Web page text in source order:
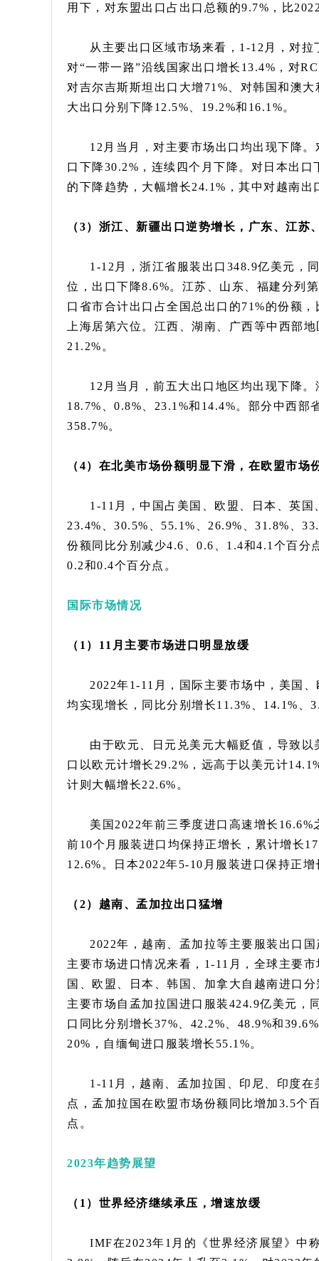
用下，对东盟出口占出口总额的9.7%，比
从主要出口区域市场来看，1-12月，对
对“一带一路”沿线国家出口增长13.4%，对
对吉尔吉斯斯坦出口大增71%、对韩国和澳
大出口分别下降12.5%、19.2%和16.1%。
12月当月，对主要市场出口均出现下降
口下降30.2%，连续四个月下降。对日本出
的下降趋势，大幅增长24.1%，其中对越南出
（3）浙江、新疆出口逆势增长， 广东、江苏
1-12月，浙江省服装出口348.9亿美元，
位，出口下降8.6%。江苏、山东、福建分列
口省市合计出口占全国总出口的71%的份额
上海居第六位。江西、湖南、广西等中西部
21.2%。
12月当月，前五大出口地区均出现下降
18.7%、0.8%、23.1%和14.4%。部分中西
358.7%。
（4）在北美市场份额明显下滑， 在欧盟市场
1-11月，中国占美国、欧盟、日本、英
23.4%、30.5%、55.1%、26.9%、31.8%、
份额同比分别减少4.6、0.6、1.4和4.1个百分
0.2和0.4个百分点。
国际市场情况
（1）11月主要市场进口明显放缓
2022年1-11月，国际主要市场中，美国
均实现增长，同比分别增长11.3%、14.1%、
由于欧元、日元兑美元大幅贬值，导致
口以欧元计增长29.2%，远高于以美元计
计则大幅增长22.6%。
美国2022年前三季度进口高速增长
前10个月服装进口均保持正增长，累计增长
12.6%。日本2022年5-10月服装进口保持正
（2）越南、孟加拉出口猛增
2022年，越南、孟加拉等主要服装出口
主要市场进口情况来看，1-11月，全球主要
国、欧盟、日本、韩国、加拿大自越南进口
主要市场自孟加拉国进口服装424.9亿美元，
口同比分别增长37%、42.2%、48.9%和
20%，自缅甸进口服装增长55.1%。
1-11月，越南、孟加拉国、印尼、印度
点，孟加拉国在欧盟市场份额同比增加3.5个
点。
2023年趋势展望
（1）世界经济继续承压，增速放缓
IMF在2023年1月的《世界经济展望》中